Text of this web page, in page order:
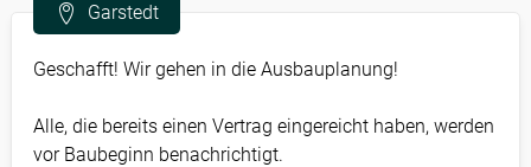
Garstedt
Geschafft! Wir gehen in die Ausbauplanung!
Alle, die bereits einen Vertrag eingereicht haben, werden
vor Baubeginn benachrichtigt.